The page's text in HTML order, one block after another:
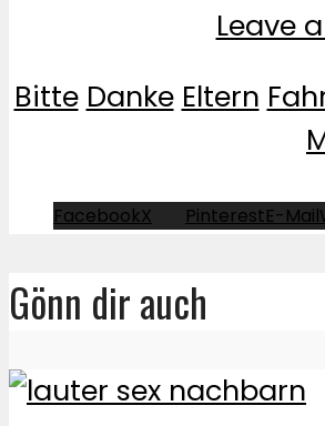
Leave
Bitte Danke Eltern
FacebookX PinterestE-Mail
Gönn dir auch